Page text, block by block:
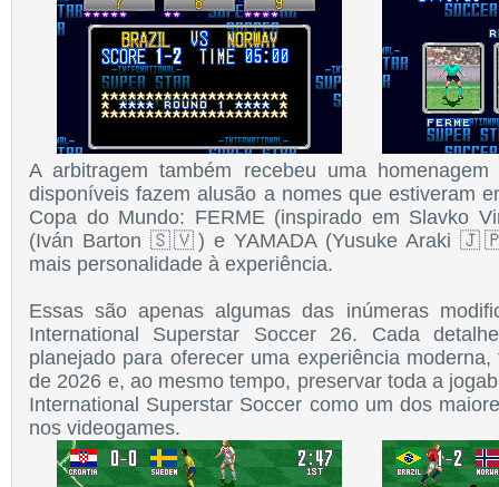
A arbitragem também recebeu uma
disponíveis fazem alusão a nomes que estiveram
Copa do Mundo: FERME (inspirado em Slavko
(Iván Barton 🇸🇻) e YAMADA (Yusuke Araki
mais personalidade à experiência.
Essas são apenas algumas das inúmeras
International Superstar Soccer 26. Cada
planejado para oferecer uma experiência
de 2026 e, ao mesmo tempo, preservar toda a
International Superstar Soccer como um dos
nos videogames.